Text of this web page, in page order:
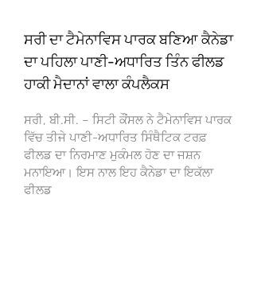
ਸਰੀ ਦਾ ਟੈਮੇਨਾਵਿਸ ਪਾਰਕ ਬਣਿਆ ਕੈਨੇਡਾ
ਦਾ ਪਹਿਲਾ ਪਾਣੀ-ਅਧਾਰਿਤ ਤਿੰਨ ਫੀਲਡ
ਹਾਕੀ ਮੈਦਾਨਾਂ ਵਾਲਾ ਕੰਪਲੈਕਸ
ਸਰੀ, ਬੀ.ਸੀ. – ਸਿਟੀ ਕੌਂਸਲ ਨੇ ਟੈਮੇਨਾਵਿਸ ਪਾਰਕ
ਵਿੱਚ ਤੀਜੇ ਪਾਣੀ-ਅਧਾਰਿਤ ਸਿੰਥੈਟਿਕ ਟਰਫ਼
ਫੀਲਡ ਦਾ ਨਿਰਮਾਣ ਮੁਕੰਮਲ ਹੋਣ ਦਾ ਜਸ਼ਨ
ਮਨਾਇਆ। ਇਸ ਨਾਲ ਇਹ ਕੈਨੇਡਾ ਦਾ ਇਕੱਲਾ
ਫੀਲਡ